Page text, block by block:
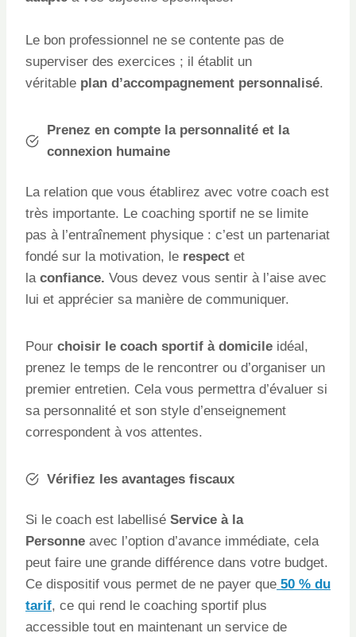
Le bon professionnel ne se contente pas de
superviser des exercices ; il établit un
véritable plan d’accompagnement personnalisé.
Prenez en compte la personnalité et la
connexion humaine
La relation que vous établirez avec votre coach est
très importante. Le coaching sportif ne se limite
pas à l’entraînement physique : c’est un partenariat
fondé sur la motivation, le respect et
la confiance. Vous devez vous sentir à l’aise avec
lui et apprécier sa manière de communiquer.
Pour choisir le coach sportif à domicile idéal,
prenez le temps de le rencontrer ou d’organiser un
premier entretien. Cela vous permettra d’évaluer si
sa personnalité et son style d’enseignement
correspondent à vos attentes.
Vérifiez les avantages fiscaux
Si le coach est labellisé Service à la
Personne avec l’option d’avance immédiate, cela
peut faire une grande différence dans votre budget.
Ce dispositif vous permet de ne payer que 50 % du
tarif, ce qui rend le coaching sportif plus
accessible tout en maintenant un service de